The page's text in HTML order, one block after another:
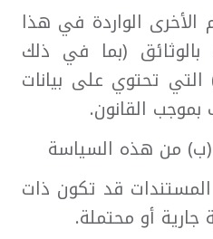
الأخرى الواردة في هذا
(بما في ذلك
التي تحتوي على بيانات
القانون.
من هذه السياسة
قد تكون ذات
جارية أو محتملة.